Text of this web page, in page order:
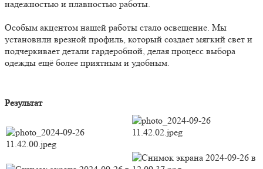
надежностью и плавностью работы.
Особым акцентом нашей работы стало освещение. Мы
установили врезной профиль, который создает мягкий свет и
подчеркивает детали гардеробной, делая процесс выбора
одежды ещё более приятным и удобным.
Результат